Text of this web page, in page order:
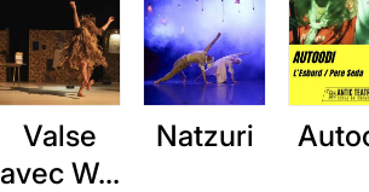
Valse
avec W...
Natzuri